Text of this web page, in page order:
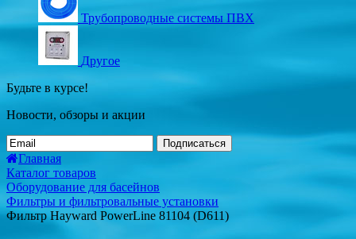
Трубопроводные системы ПВХ
Другое
Будьте в курсе!
Новости, обзоры и акции
Подписаться
Главная
Каталог товаров
Оборудование для басейнов
Фильтры и фильтровальные установки
Фильтр Hayward PowerLine 81104 (D611)